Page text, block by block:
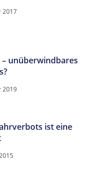
2017
unüberwindbares
2019
ist eine